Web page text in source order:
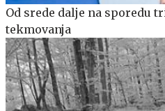
Od srede dalje na sporedu
tekmovanja